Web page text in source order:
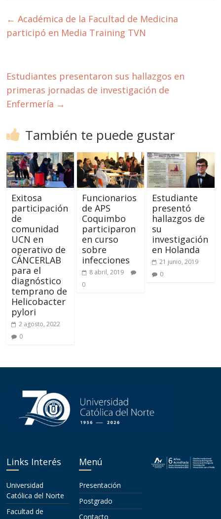
← Académica de la Facultad de Medicina
participó en Media Training TVN
Estudiantes presentaron sus hallazgos en
primeras jornadas de investigación de
Enfermería →
También te puede gustar
Exitosa
participación
de
comunidad
UCN en
operativo de
CÁNCERLAB
para el
diagnóstico
temprano de
Helicobacter
pylori
2 agosto, 2022
0
Funcionarios
de APS
Coquimbo
participaron
en curso
sobre
infecciones
8 abril, 2019
0
Estudiante
presentó
hallazgos de
su
investigación
en Holanda
21 junio, 2019
0
Links Interés
Universidad
Católica del Norte
Facultad de
Menú
Presentación
Postgrado
Contacto